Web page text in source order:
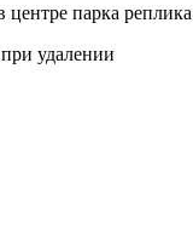
парка
удалении